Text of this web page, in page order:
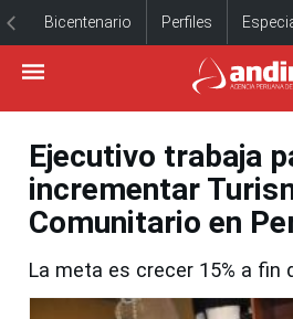
Bicentenario Perfiles
Ejecutivo trabaja
incrementar
Comunitario en
La meta es crecer 15% a fin